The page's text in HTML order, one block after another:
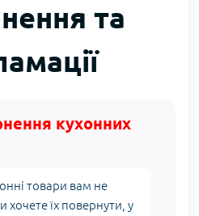
та
кухонних
товари вам не
хочете їх повернути, у